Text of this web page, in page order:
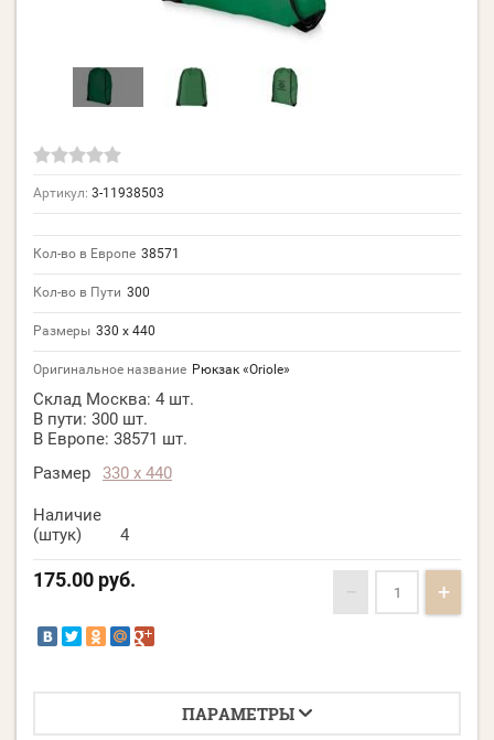
Артикул: 3-11938503
Кол-во в Европе 38571
Кол-во в Пути 300
Размеры 330 х 440
Оригинальное название Рюкзак «Oriole»
Склад Москва: 4 шт.
В пути: 300 шт.
В Европе: 38571 шт.
Размер
330 х 440
Наличие
(штук)
4
175.00 руб. − +
ПАРАМЕТРЫ